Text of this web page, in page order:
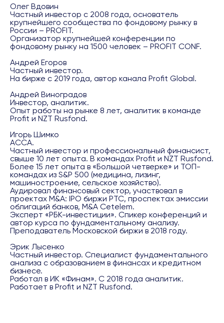
Олег Вдовин
Частный инвестор с 2008 года, основатель
крупнейшего сообщества по фондовому рынку в
России – PROFIT.
Организатор крупнейшей конференции по
фондовому рынку на 1500 человек – PROFIT CONF.
Андрей Егоров
Частный инвестор.
На бирже с 2019 года, автор канала Profit Global.
Андрей Виноградов
Инвестор, аналитик.
Опыт работы на рынке 8 лет, аналитик в команде
Profit и NZT Rusfond.
Игорь Шимко
АССА.
Частный инвестор и профессиональный финансист,
свыше 10 лет опыта. В командах Profit и NZT Rusfond.
Более 15 лет опыта в «Большой четверке» и ТОП-
командах из S&P 500 (медицина, лизинг,
машиностроение, сельское хозяйство).
Аудировал финансовый сектор, участвовал в
проектах M&A: IPO биржи РТС, проспектах эмиссии
облигаций банков, M&A Cetelem.
Эксперт «РБК-инвестиции». Спикер конференций и
автор курса по фундаментальному анализу.
Преподаватель Московской биржи в 2018 году.
Эрик Лысенко
Частный инвестор. Специалист фундаментального
анализа с образованием в финансах и кредитном
бизнесе.
Работал в ИК «Финам». С 2018 года аналитик.
Работает в Profit и NZT Rusfond.